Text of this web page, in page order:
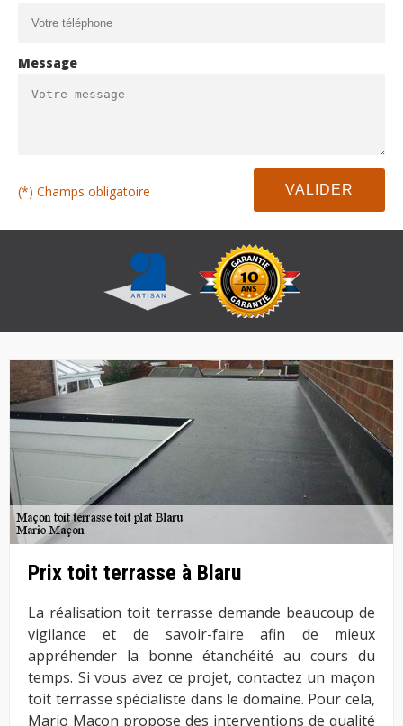
Message
(*) Champs obligatoire
Prix toit terrasse à Blaru
La réalisation toit terrasse demande beaucoup de
vigilance et de savoir-faire afin de mieux
appréhender la bonne étanchéité au cours du
temps. Si vous avez ce projet, contactez un maçon
toit terrasse spécialiste dans le domaine. Pour cela,
Mario Maçon propose des interventions de qualité